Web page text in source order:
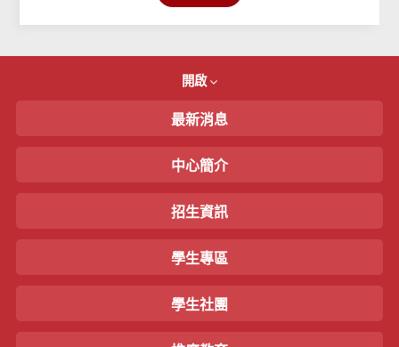
開啟
最新消息
中心簡介
招生資訊
學生專區
學生社團